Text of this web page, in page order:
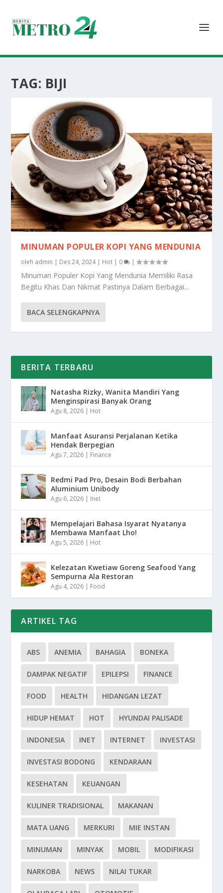
TAG: BIJI
MINUMAN POPULER KOPI YANG MENDUNIA
oleh admin | Des 24, 2024| Hot | 0 |
Minuman Populer Kopi Yang Mendunia Memiliki Rasa
Begitu Khas Dan Nikmat Pastinya Dalam Berbagai...
BACA SELENGKAPNYA
BERITA TERBARU
Natasha Rizky, Wanita Mandiri Yang
Menginspirasi Banyak Orang
Agu 8, 2026 | Hot
Manfaat Asuransi Perjalanan Ketika
Hendak Berpegian
Agu 7, 2026 | Finance
Redmi Pad Pro, Desain Bodi Berbahan
Aluminium Unibody
Agu 6, 2026 | Inet
Mempelajari Bahasa Isyarat Nyatanya
Membawa Manfaat Lho!
Agu 5, 2026 | Hot
Kelezatan Kwetiaw Goreng Seafood Yang
Sempurna Ala Restoran
Agu 4, 2026 | Food
ARTIKEL TAG
ABS ANEMIA BAHAGIA BONEKA
DAMPAK NEGATIF EPILEPSI FINANCE
FOOD HEALTH HIDANGAN LEZAT
HIDUP HEMAT HOT HYUNDAI PALISADE
INDONESIA INET INTERNET INVESTASI
INVESTASI BODONG KENDARAAN
KESEHATAN KEUANGAN
KULINER TRADISIONAL MAKANAN
MATA UANG MERKURI MIE INSTAN
MINUMAN MINYAK MOBIL MODIFIKASI
NARKOBA NEWS NILAI TUKAR